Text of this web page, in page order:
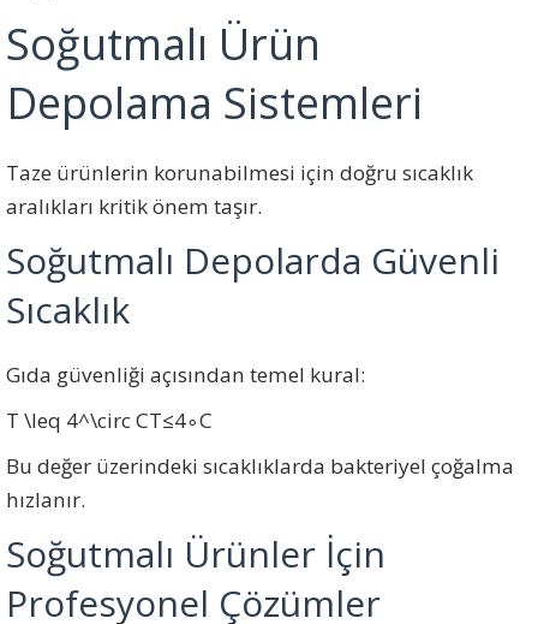
Soğutmalı Ürün
Depolama Sistemleri
Taze ürünlerin korunabilmesi için doğru sıcaklık
aralıkları kritik önem taşır.
Soğutmalı Depolarda Güvenli
Sıcaklık
Gıda güvenliği açısından temel kural:
T \leq 4^\circ CT≤4∘C
Bu değer üzerindeki sıcaklıklarda bakteriyel çoğalma
hızlanır.
Soğutmalı Ürünler İçin
Profesyonel Çözümler